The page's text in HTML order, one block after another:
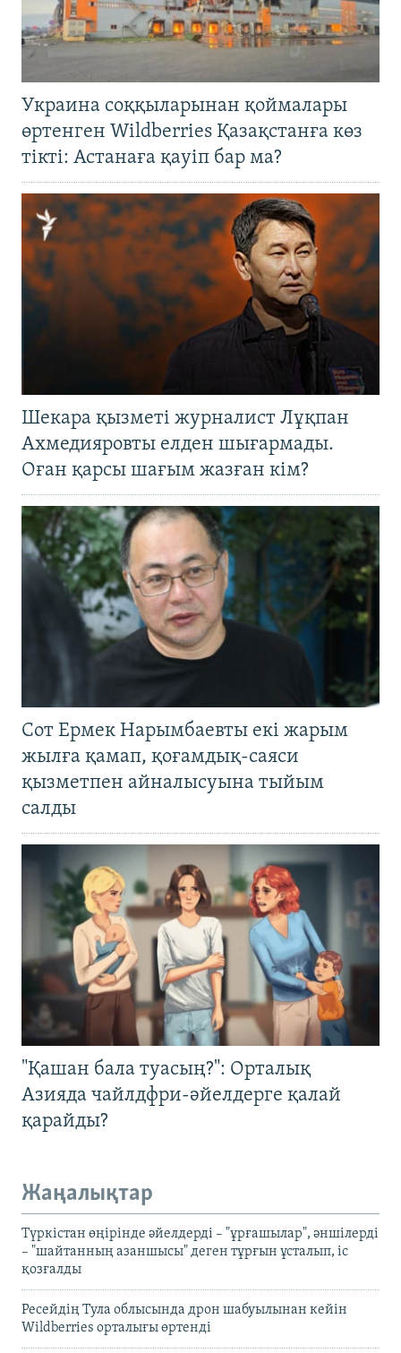
Украина соққыларынан қоймалары
өртенген Wildberries Қазақстанға көз
тікті: Астанаға қауіп бар ма?
Шекара қызметі журналист Лұқпан
Ахмедияровты елден шығармады.
Оған қарсы шағым жазған кім?
Сот Ермек Нарымбаевты екі жарым
жылға қамап, қоғамдық-саяси
қызметпен айналысуына тыйым
салды
"Қашан бала туасың?": Орталық
Азияда чайлдфри-әйелдерге қалай
қарайды?
Жаңалықтар
Түркістан өңірінде әйелдерді – "ұрғашылар", әншілерді
– "шайтанның азаншысы" деген тұрғын ұсталып, іс
қозғалды
Ресейдің Тула облысында дрон шабуылынан кейін
Wildberries орталығы өртенді